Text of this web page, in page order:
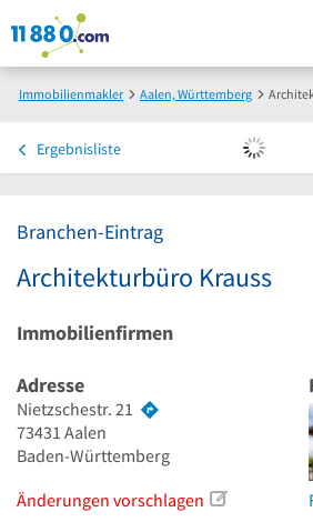
Immobilienmakler Aalen, Württemberg
Ergebnisliste
Branchen-Eintrag
Architekturbüro Krauss
Immobilienfirmen
Adresse
Nietzschestr. 21
73431 Aalen
Baden-Württemberg
Änderungen vorschlagen